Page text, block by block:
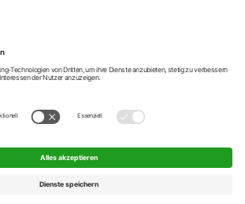
Sicherheit
Social